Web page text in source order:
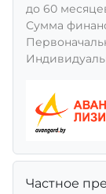
до 60
Сумма
Частное